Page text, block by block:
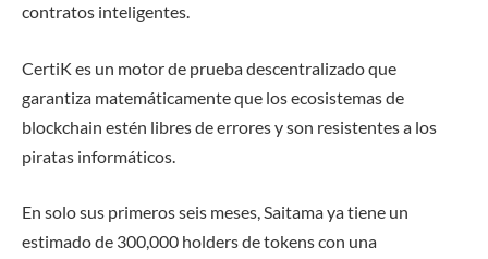
contratos inteligentes.
CertiK es un motor de prueba descentralizado que
garantiza matemáticamente que los ecosistemas de
blockchain estén libres de errores y son resistentes a los
piratas informáticos.
En solo sus primeros seis meses, Saitama ya tiene un
estimado de 300,000 holders de tokens con una